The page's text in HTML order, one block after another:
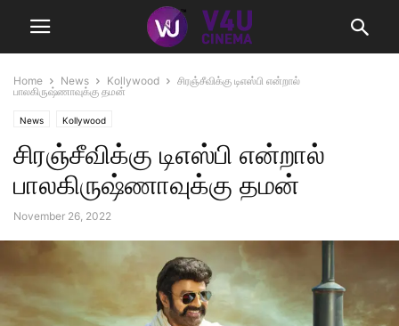
Home News Kollywood
சிரஞ்சீவிக்கு டிஎஸ்பி என்றால்
பாலகிருஷ்ணாவுக்கு தமன்
News Kollywood
சிரஞ்சீவிக்கு டிஎஸ்பி என்றால்
பாலகிருஷ்ணாவுக்கு தமன்
November 26, 2022